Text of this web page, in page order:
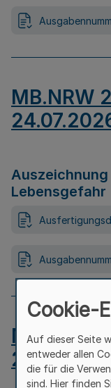
MB.NRW
Lebensgefahr
MB.NRW
Cookie-
Auf dieser Seite
entweder allen
die für die
sind. Hier finden